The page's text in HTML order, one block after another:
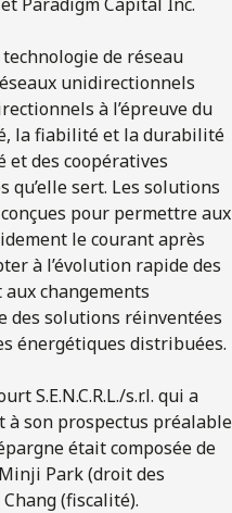
de réseau
unidirectionnels
à l’épreuve du
la fiabilité et la durabilité
et des coopératives
qu’elle sert. Les solutions
pour permettre aux
le courant après
à l’évolution rapide des
changements
des solutions réinventées
énergétiques distribuées.
S.E.N.C.R.L./s.r.l. qui a
son prospectus préalable
était composée de
Park (droit des
(fiscalité).